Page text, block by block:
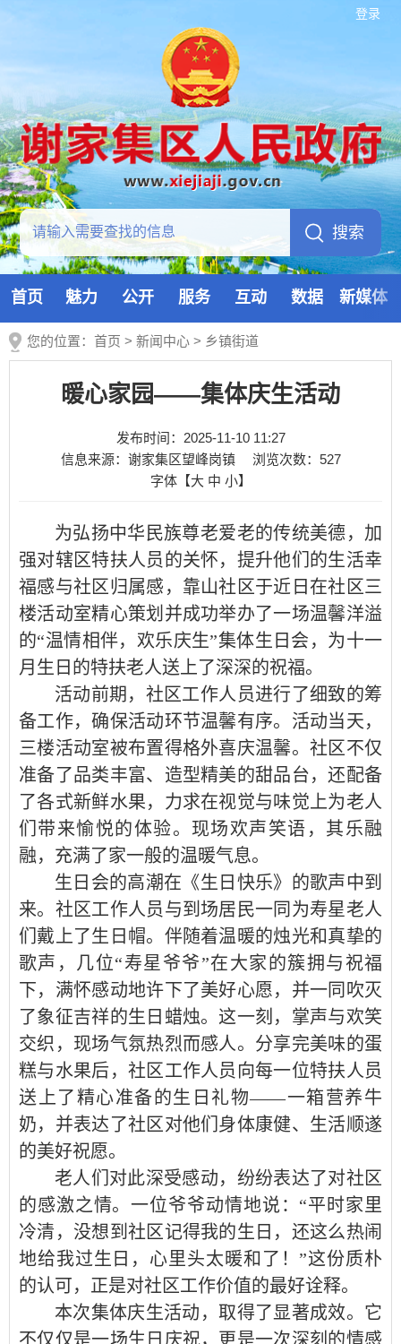
登录
首页 魅力 公开 服务 互动 数据 新媒体
您的位置： 首页 > 新闻中心 > 乡镇街道
暖心家园——集体庆生活动
发布时间：2025-11-10 11:27
信息来源：谢家集区望峰岗镇
浏览次数： 527
字体【大 中 小】
为弘扬中华民族尊老爱老的传统美德，加
强对辖区特扶人员的关怀，提升他们的生活幸
福感与社区归属感，靠山社区于近日在社区三
楼活动室精心策划并成功举办了一场温馨洋溢
的“温情相伴，欢乐庆生”集体生日会，为十一
月生日的特扶老人送上了深深的祝福。
活动前期，社区工作人员进行了细致的筹
备工作，确保活动环节温馨有序。活动当天，
三楼活动室被布置得格外喜庆温馨。社区不仅
准备了品类丰富、造型精美的甜品台，还配备
了各式新鲜水果，力求在视觉与味觉上为老人
们带来愉悦的体验。现场欢声笑语，其乐融
融，充满了家一般的温暖气息。
生日会的高潮在《生日快乐》的歌声中到
来。社区工作人员与到场居民一同为寿星老人
们戴上了生日帽。伴随着温暖的烛光和真挚的
歌声，几位“寿星爷爷”在大家的簇拥与祝福
下，满怀感动地许下了美好心愿，并一同吹灭
了象征吉祥的生日蜡烛。这一刻，掌声与欢笑
交织，现场气氛热烈而感人。分享完美味的蛋
糕与水果后，社区工作人员向每一位特扶人员
送上了精心准备的生日礼物——一箱营养牛
奶，并表达了社区对他们身体康健、生活顺遂
的美好祝愿。
老人们对此深受感动，纷纷表达了对社区
的感激之情。一位爷爷动情地说： “平时家里
冷清，没想到社区记得我的生日，还这么热闹
地给我过生日，心里头太暖和了！”这份质朴
的认可，正是对社区工作价值的最好诠释。
本次集体庆生活动，取得了显著成效。它
不仅仅是一场生日庆祝，更是一次深刻的情感